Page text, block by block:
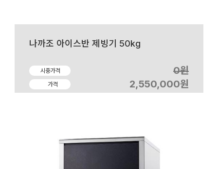
나까조 아이스반 제빙기 50kg
시중가격 0원
가격 2,550,000원